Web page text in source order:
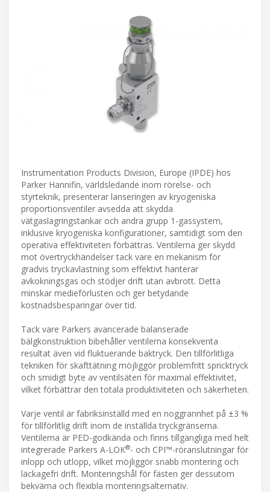
Instrumentation Products Division, Europe (IPDE) hos
Parker Hannifin, världsledande inom rörelse- och
styrteknik, presenterar lanseringen av kryogeniska
proportionsventiler avsedda att skydda
vätgaslagringstankar och andra grupp 1-gassystem,
inklusive kryogeniska konfigurationer, samtidigt som den
operativa effektiviteten förbättras. Ventilerna ger skydd
mot övertryckhändelser tack vare en mekanism för
gradvis tryckavlastning som effektivt hanterar
avkokningsgas och stödjer drift utan avbrott. Detta
minskar medieförlusten och ger betydande
kostnadsbesparingar över tid.
Tack vare Parkers avancerade balanserade
bälgkonstruktion bibehåller ventilerna konsekventa
resultat även vid fluktuerande baktryck. Den tillförlitliga
tekniken för skafttätning möjliggör problemfritt spricktryck
och smidigt byte av ventilsäten för maximal effektivitet,
vilket förbättrar den totala produktiviteten och säkerheten.
Varje ventil är fabriksinställd med en noggrannhet på ±3 %
för tillförlitlig drift inom de inställda tryckgränserna.
Ventilerna är PED-godkända och finns tillgängliga med helt
integrerade Parkers A-LOK®- och CPI™-röranslutningar för
inlopp och utlopp, vilket möjliggör snabb montering och
läckagefri drift. Monteringshål för fästen ger dessutom
bekväma och flexibla monteringsalternativ.